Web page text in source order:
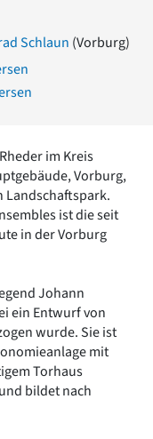
Schlaun (Vorburg)
im Kreis
Vorburg,
Landschaftspark.
ist die seit
in der Vorburg
Johann
ein Entwurf von
wurde. Sie ist
mit
Torhaus
bildet nach